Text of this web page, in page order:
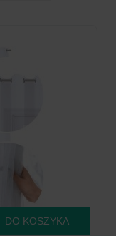
DO KOSZYKA